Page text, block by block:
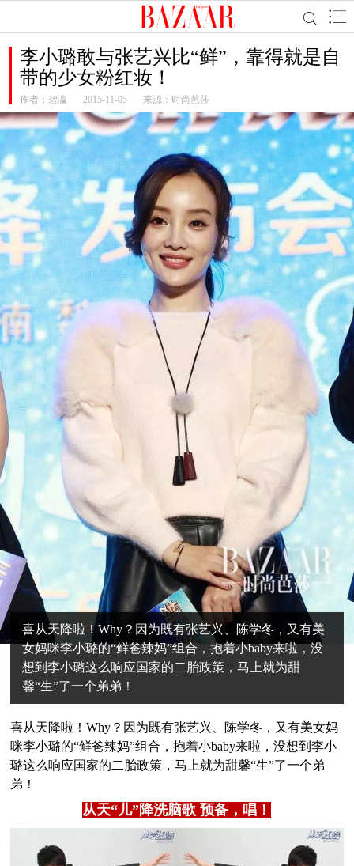
李小璐敢与张艺兴比“鲜”，靠得就是自
带的少女粉红妆！
作者： 碧瀛 2015-11-05 来源：时尚芭莎
喜从天降啦！Why？因为既有张艺兴、陈学冬，又有美
女妈咪李小璐的“鲜爸辣妈”组合，抱着小baby来啦，没
想到李小璐这么响应国家的二胎政策，马上就为甜
馨“生”了一个弟弟！
喜从天降啦！Why？因为既有张艺兴、陈学冬，又有美女妈
咪李小璐的“鲜爸辣妈”组合，抱着小baby来啦，没想到李小
璐这么响应国家的二胎政策，马上就为甜馨“生”了一个弟
弟！
从天“儿”降洗脑歌 预备，唱！